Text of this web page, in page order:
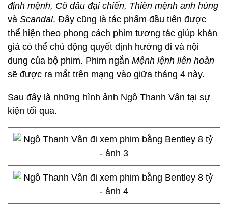
định mệnh, Cô dâu đại chiến, Thiên mệnh anh hùng
và Scandal. Đây cũng là tác phẩm đầu tiên được
thể hiện theo phong cách phim tương tác giúp khán
giả có thể chủ động quyết định hướng đi và nội
dung của bộ phim. Phim ngắn Mệnh lệnh liên hoàn
sẽ được ra mắt trên mạng vào giữa tháng 4 này.
Sau đây là những hình ảnh Ngô Thanh Vân tại sự
kiện tối qua.